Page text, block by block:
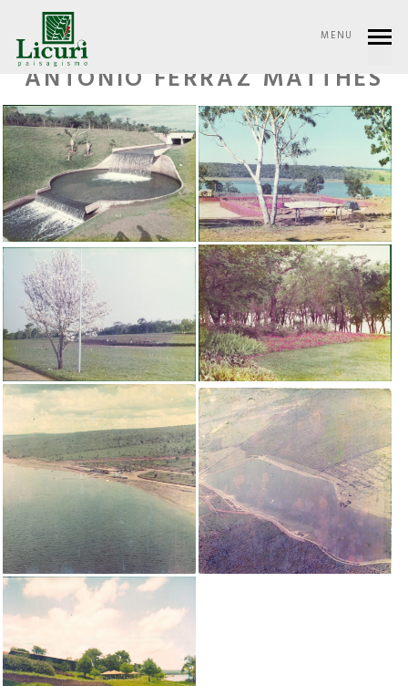
MENU
BURLE MARX E LUIZ
ANTÔNIO FERRAZ MATTHES